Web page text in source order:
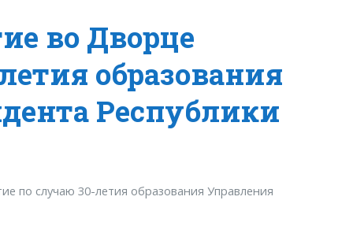
во Дворце
образования
Республики
по случаю 30-летия образования Управления